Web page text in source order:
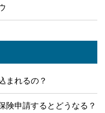
まれるの？
険申請するとどうなる？